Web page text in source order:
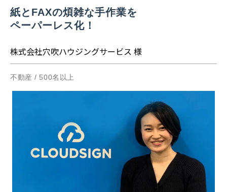
紙とFAXの煩雑な手作業を
ペーパーレス化！
株式会社穴吹ハウジングサービス 様
不動産 / 500名以上